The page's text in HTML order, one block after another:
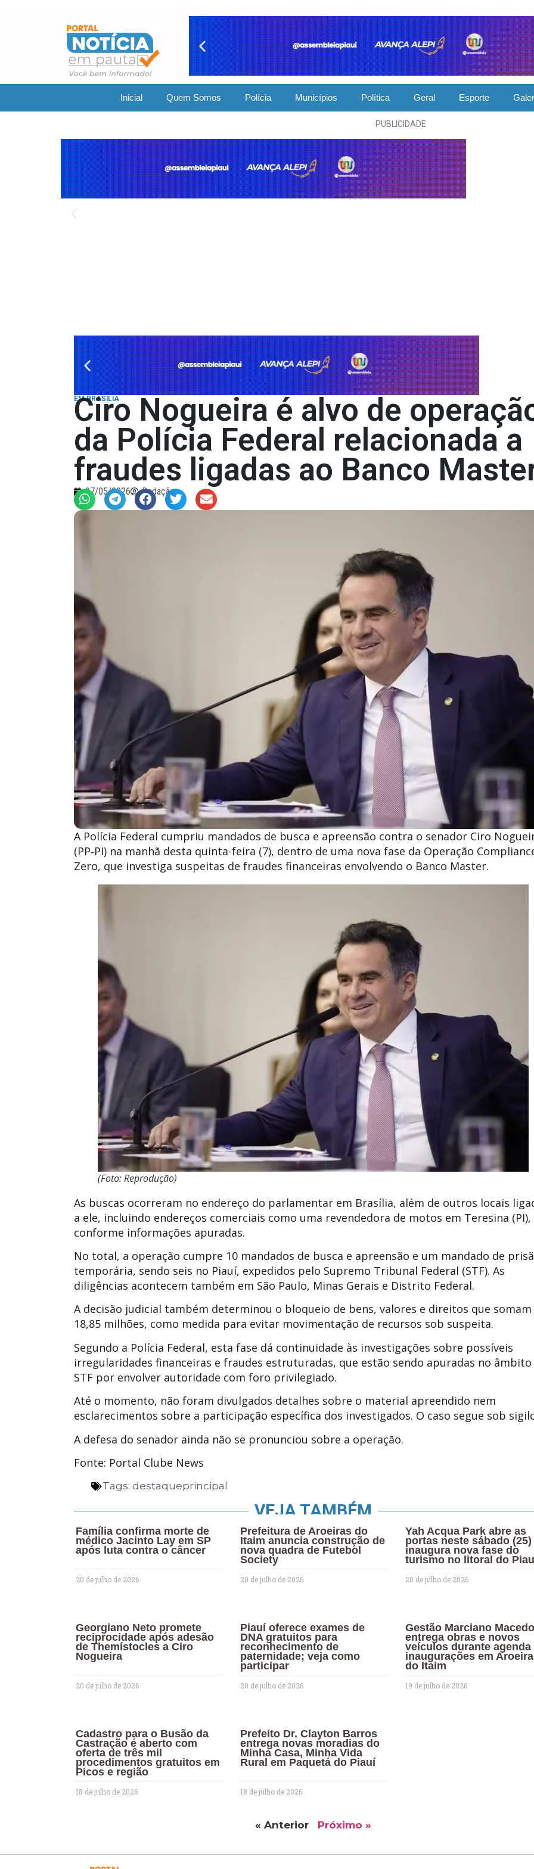
Inicial Quem Somos Polícia Municípios Política Geral Esporte
PUBLICIDADE
EM BRASÍLIA
Ciro Nogueira é alvo de
da Polícia Federal relacionada a
fraudes ligadas ao Banco
07/05/2026 Redação
A Polícia Federal cumpriu mandados de busca e apreensão contra o senador Ciro
(PP‑PI) na manhã desta quinta-feira (7), dentro de uma nova fase da Operação
Zero, que investiga suspeitas de fraudes financeiras envolvendo o Banco Master.
(Foto: Reprodução)
As buscas ocorreram no endereço do parlamentar em Brasília, além de outros locais
a ele, incluindo endereços comerciais como uma revendedora de motos em Teresina (PI),
conforme informações apuradas.
No total, a operação cumpre 10 mandados de busca e apreensão e um mandado de
temporária, sendo seis no Piauí, expedidos pelo Supremo Tribunal Federal (STF). As
diligências acontecem também em São Paulo, Minas Gerais e Distrito Federal.
A decisão judicial também determinou o bloqueio de bens, valores e direitos que somam
18,85 milhões, como medida para evitar movimentação de recursos sob suspeita.
Segundo a Polícia Federal, esta fase dá continuidade às investigações sobre possíveis
irregularidades financeiras e fraudes estruturadas, que estão sendo apuradas no
STF por envolver autoridade com foro privilegiado.
Até o momento, não foram divulgados detalhes sobre o material apreendido nem
esclarecimentos sobre a participação específica dos investigados. O caso segue sob
A defesa do senador ainda não se pronunciou sobre a operação.
Fonte: Portal Clube News
Tags: destaqueprincipal
VEJA TAMBÉM
Família confirma morte de
médico Jacinto Lay em SP
após luta contra o câncer
20 de julho de 2026
Prefeitura de Aroeiras do
Itaim anuncia construção de
nova quadra de Futebol
Society
20 de julho de 2026
Yah Acqua Park abre as
portas neste sábado (25)
inaugura nova fase do
turismo no litoral do
20 de julho de 2026
Georgiano Neto promete
reciprocidade após adesão
de Themístocles a Ciro
Nogueira
20 de julho de 2026
Piauí oferece exames de
DNA gratuitos para
reconhecimento de
paternidade; veja como
participar
20 de julho de 2026
Gestão Marciano Macedo
entrega obras e novos
veículos durante agenda
inaugurações em
do Itaim
19 de julho de 2026
Cadastro para o Busão da
Castração é aberto com
oferta de três mil
procedimentos gratuitos em
Picos e região
18 de julho de 2026
Prefeito Dr. Clayton Barros
entrega novas moradias do
Minha Casa, Minha Vida
Rural em Paquetá do Piauí
18 de julho de 2026
« Anterior Próximo »